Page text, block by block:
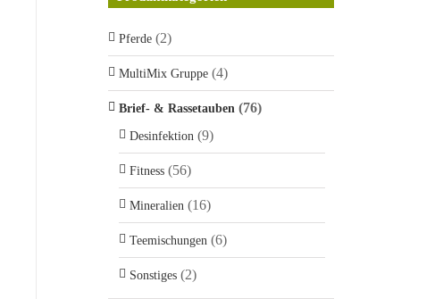
Pferde (2)
MultiMix Gruppe (4)
Brief- & Rassetauben (76)
Desinfektion (9)
Fitness (56)
Mineralien (16)
Teemischungen (6)
Sonstiges (2)